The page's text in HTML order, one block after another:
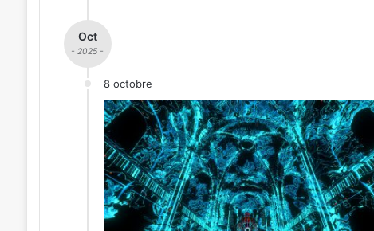
Oct
- 2025 -
8 octobre